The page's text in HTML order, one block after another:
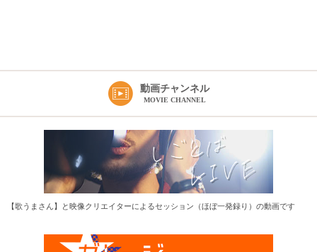
動画チャンネル
MOVIE CHANNEL
【歌うまさん】と映像クリエイターによるセッション（ほぼ一発録り）の動画です